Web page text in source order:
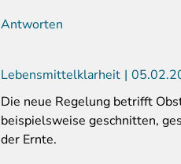
Antworten
Lebensmittelklarheit
Die neue Regelung betrifft
beispielsweise geschnitten,
der Ernte.